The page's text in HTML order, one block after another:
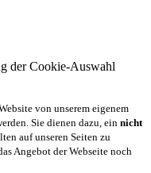
der Cookie-Auswahl
von unserem eigenem
Sie dienen dazu, ein nicht
auf unseren Seiten zu
Angebot der Webseite noch